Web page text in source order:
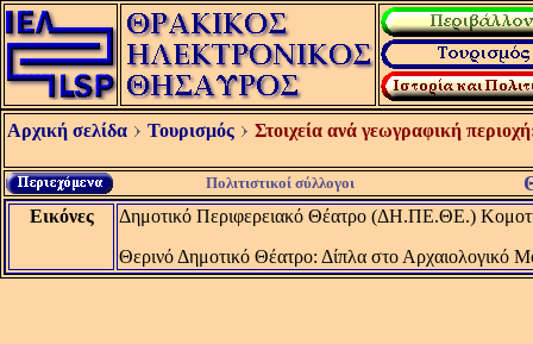
Αρχική σελίδα Τουρισμός Στοιχεία ανά γεωγραφική
Πολιτιστικοί σύλλογοι
Εικόνες
Δημοτικό Περιφερειακό Θέατρο (ΔΗ.ΠΕ.ΘΕ.)
Θερινό Δημοτικό Θέατρο: Δίπλα στο Αρχαιολογικό